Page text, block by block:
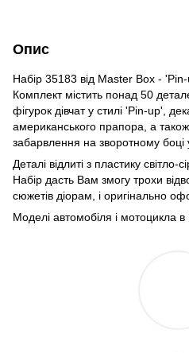
Опис
Набір 35183 від Master Вох -
Комплект містить понад 50
фігурок дівчат у стилі 'Pin-up',
американського прапора, а
забарвлення на зворотному боці
Деталі відлиті з пластику світло-
Набір дасть Вам змогу трохи
сюжетів діорам, і оригінально
Моделі автомобіля і мотоцикла